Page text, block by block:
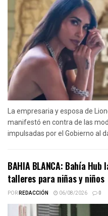
La empresaria y esposa de
manifestó en contra de las
impulsadas por el Gobierno al
BAHIA BLANCA: Bahía
talleres para niñas y niños
PORREDACCIÓN 06/08/2026 0